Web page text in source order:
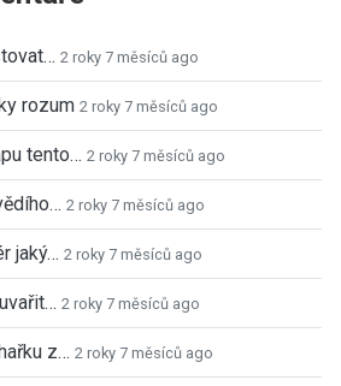
2 roky 7 měsíců ago
rozum 2 roky 7 měsíců ago
tento… 2 roky 7 měsíců ago
2 roky 7 měsíců ago
jaký… 2 roky 7 měsíců ago
2 roky 7 měsíců ago
z… 2 roky 7 měsíců ago